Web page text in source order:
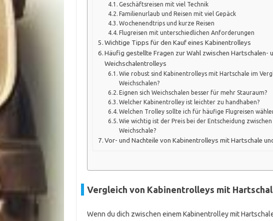
Geschäftsreisen mit viel Technik
Familienurlaub und Reisen mit viel Gepäck
Wochenendtrips und kurze Reisen
Flugreisen mit unterschiedlichen Anforderungen
Wichtige Tipps für den Kauf eines Kabinentrolleys
Häufig gestellte Fragen zur Wahl zwischen Hartschalen-
Weichschalentrolleys
Wie robust sind Kabinentrolleys mit Hartschale im
Weichschalen?
Eignen sich Weichschalen besser für mehr Stauraum?
Welcher Kabinentrolley ist leichter zu handhaben?
Welchen Trolley sollte ich für häufige Flugreisen
Wie wichtig ist der Preis bei der Entscheidung
Weichschale?
Vor- und Nachteile von Kabinentrolleys mit Hartschale
Vergleich von Kabinentrolleys mit
Wenn du dich zwischen einem Kabinentrolley mit